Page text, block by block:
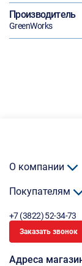
Производитель
GreenWorks
О компании
Покупателям
+7 (3822) 52-34-73
Заказать звонок
Адреса